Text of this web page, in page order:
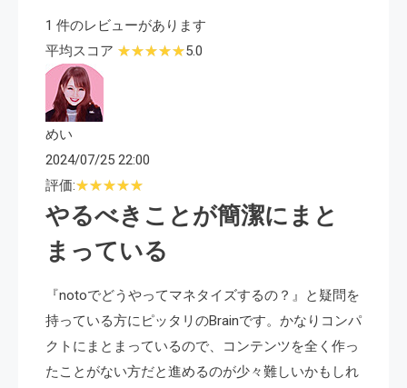
1 件のレビューがあります
平均スコア
5.0
めい
2024/07/25 22:00
評価:
やるべきことが簡潔にまと
まっている
『notoでどうやってマネタイズするの？』と疑問を
持っている方にピッタリのBrainです。かなりコンパ
クトにまとまっているので、コンテンツを全く作っ
たことがない方だと進めるのが少々難しいかもしれ